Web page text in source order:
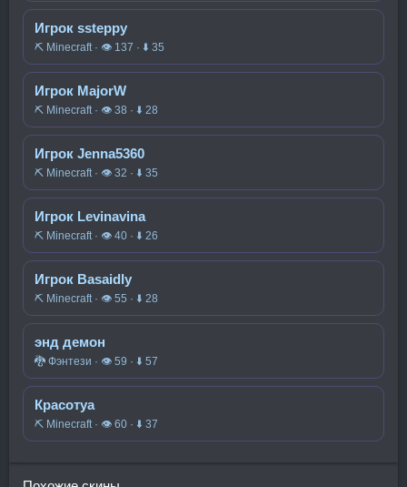
Игрок ssteppy
⛏️ Minecraft · 👁 137 · ⬇ 35
Игрок MajorW
⛏️ Minecraft · 👁 38 · ⬇ 28
Игрок Jenna5360
⛏️ Minecraft · 👁 32 · ⬇ 35
Игрок Levinavina
⛏️ Minecraft · 👁 40 · ⬇ 26
Игрок Basaidly
⛏️ Minecraft · 👁 55 · ⬇ 28
энд демон
🐉 Фэнтези · 👁 59 · ⬇ 57
Красотуа
⛏️ Minecraft · 👁 60 · ⬇ 37